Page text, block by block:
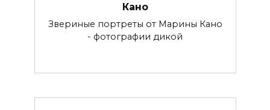
Кано
Звериные портреты от Марины Кано
- фотографии дикой